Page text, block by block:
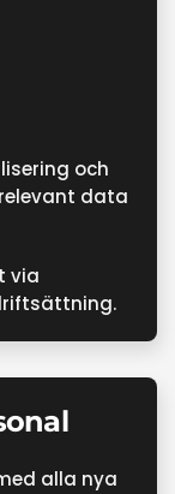
och
data
via
alla nya